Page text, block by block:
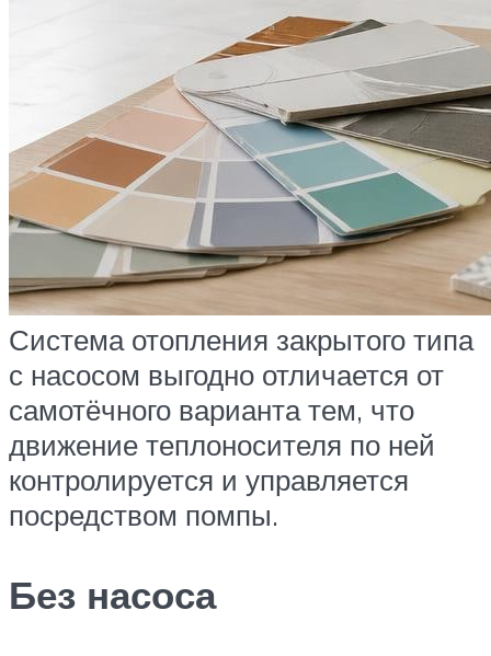
Система отопления закрытого типа
с насосом выгодно отличается от
самотёчного варианта тем, что
движение теплоносителя по ней
контролируется и управляется
посредством помпы.
Без насоса